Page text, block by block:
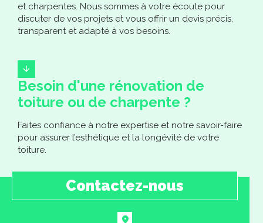
et charpentes. Nous sommes à votre écoute pour
discuter de vos projets et vous offrir un devis précis,
transparent et adapté à vos besoins.
Besoin d'une rénovation de
toiture ou de charpente ?
Faites confiance à notre expertise et notre savoir-faire
pour assurer l’esthétique et la longévité de votre
toiture.
Contactez-nous